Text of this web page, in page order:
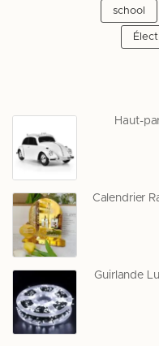
school
Haut-
Calendrier
Guirlande